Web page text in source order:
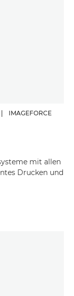
IMAGEFORCE
mit allen
Drucken und